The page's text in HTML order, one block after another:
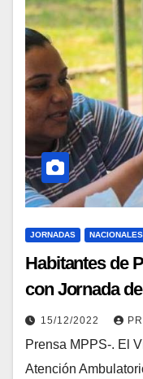
JORNADAS NACIONALES
Habitantes de
con Jornada
15/12/2022
Prensa MPPS-. El
Atención